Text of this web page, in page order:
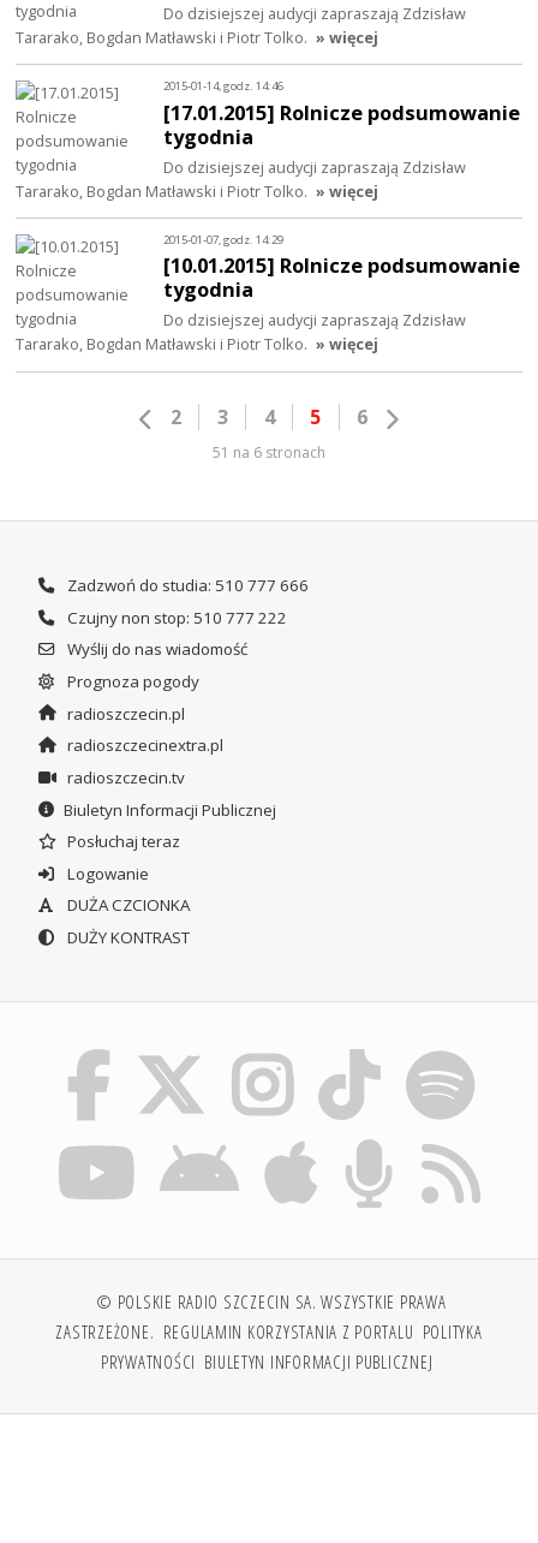
Do dzisiejszej audycji zapraszają Zdzisław
Tararako, Bogdan Matławski i Piotr Tolko. » więcej
2015-01-14, godz. 14:46
[17.01.2015] Rolnicze podsumowanie
tygodnia
Do dzisiejszej audycji zapraszają Zdzisław
Tararako, Bogdan Matławski i Piotr Tolko. » więcej
2015-01-07, godz. 14:29
[10.01.2015] Rolnicze podsumowanie
tygodnia
Do dzisiejszej audycji zapraszają Zdzisław
Tararako, Bogdan Matławski i Piotr Tolko. » więcej
2 3 4 5 6
51 na 6 stronach
Zadzwoń do studia: 510 777 666
Czujny non stop: 510 777 222
Wyślij do nas wiadomość
Prognoza pogody
radioszczecin.pl
radioszczecinextra.pl
radioszczecin.tv
Biuletyn Informacji Publicznej
Posłuchaj teraz
Logowanie
DUŻA CZCIONKA
DUŻY KONTRAST
© POLSKIE RADIO SZCZECIN SA. WSZYSTKIE PRAWA
ZASTRZEŻONE. REGULAMIN KORZYSTANIA Z PORTALU POLITYKA
PRYWATNOŚCI BIULETYN INFORMACJI PUBLICZNEJ